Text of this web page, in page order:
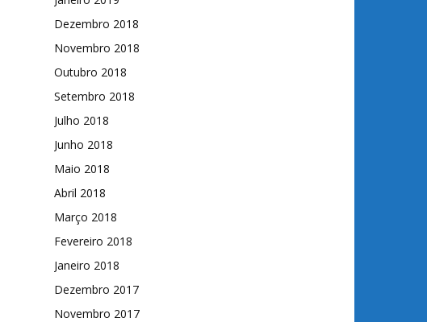
Dezembro 2018
Novembro 2018
Outubro 2018
Setembro 2018
Julho 2018
Junho 2018
Maio 2018
Abril 2018
Março 2018
Fevereiro 2018
Janeiro 2018
Dezembro 2017
Novembro 2017